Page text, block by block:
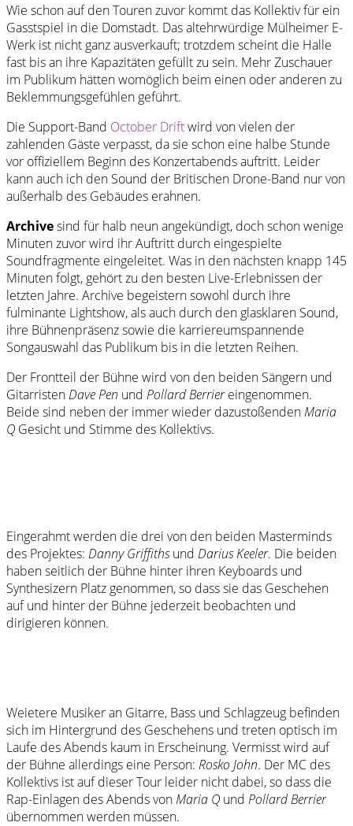
Wie schon auf den Touren zuvor kommt das Kollektiv für ein
Gasstspiel in die Domstadt. Das altehrwürdige Mülheimer E-
Werk ist nicht ganz ausverkauft; trotzdem scheint die Halle
fast bis an ihre Kapazitäten gefüllt zu sein. Mehr Zuschauer
im Publikum hätten womöglich beim einen oder anderen zu
Beklemmungsgefühlen geführt.
Die Support-Band October Driftwird von vielen der
zahlenden Gäste verpasst, da sie schon eine halbe Stunde
vor offiziellem Beginn des Konzertabends auftritt. Leider
kann auch ich den Sound der Britischen Drone-Band nur von
außerhalb des Gebäudes erahnen.
Archivesind für halb neun angekündigt, doch schon wenige
Minuten zuvor wird ihr Auftritt durch eingespielte
Soundfragmente eingeleitet. Was in den nächsten knapp 145
Minuten folgt, gehört zu den besten Live-Erlebnissen der
letzten Jahre. Archive begeistern sowohl durch ihre
fulminante Lightshow, als auch durch den glasklaren Sound,
ihre Bühnenpräsenz sowie die karriereumspannende
Songauswahl das Publikum bis in die letzten Reihen.
Der Frontteil der Bühne wird von den beiden Sängern und
GitarristenDave Pen und Pollard Berriereingenommen.
Beide sind neben der immer wieder dazustoßenden Maria
Q Gesicht und Stimme des Kollektivs.
Eingerahmt werden die drei von den beiden Masterminds
des Projektes: Danny Griffithsund Darius Keeler. Die beiden
haben seitlich der Bühne hinter ihren Keyboards und
Synthesizern Platz genommen, so dass sie das Geschehen
auf und hinter der Bühne jederzeit beobachten und
dirigieren können.
Weietere Musiker an Gitarre, Bass und Schlagzeug befinden
sich im Hintergrund des Geschehens und treten optisch im
Laufe des Abends kaum in Erscheinung. Vermisst wird auf
der Bühne allerdings eine Person: Rosko John. Der MC des
Kollektivs ist auf dieser Tour leider nicht dabei, so dass die
Rap-Einlagen des Abends von Maria Q und Pollard Berrier
übernommen werden müssen.